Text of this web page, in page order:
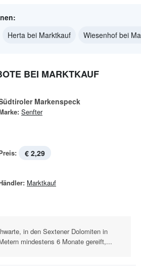
Herta bei Marktkauf Wiesenhof bei
BEI MARKTKAUF
Markenspeck
Senfter
€ 2,29
Marktkauf
in den Sextener Dolomiten in
mindestens 6 Monate gereift,...